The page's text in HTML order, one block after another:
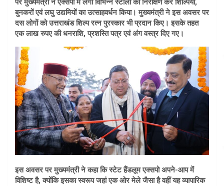
पर मुख्यमंत्री ने एक्सपो में लगी विभिन्न स्टॉलों का निरीक्षण कर शिल्पियों,
बुनकरों एवं लघु उद्यमियों का उत्साहवर्धन किया। मुख्यमंत्री ने इस अवसर पर
दस लोगों को उत्तराखंड शिल्प रत्न पुरस्कार भी प्रदान किए। इसके तहत
एक लाख रुपए की धनराशि, प्रशस्ति पत्र एवं अंग वस्त्र दिए गए।
इस अवसर पर मुख्यमंत्री ने कहा कि स्टेट हैंडलूम एक्सपो अपने-आप में
विशिष्ट है, क्योंकि इसका स्वरूप जहां एक ओर मेले जैसा है वहीं यह व्यापारिक